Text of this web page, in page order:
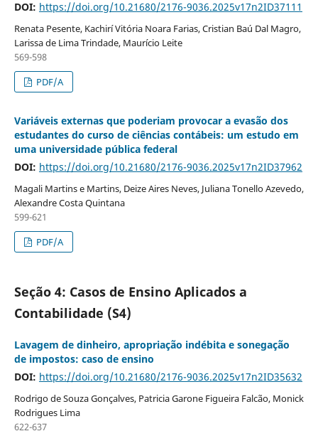
DOI: https://doi.org/10.21680/2176-9036.2025v17n2ID37111
Renata Pesente, Kachirí Vitória Noara Farias, Cristian Baú Dal Magro,
Larissa de Lima Trindade, Maurício Leite
569-598
PDF/A
Variáveis externas que poderiam provocar a evasão dos
estudantes do curso de ciências contábeis: um estudo em
uma universidade pública federal
DOI: https://doi.org/10.21680/2176-9036.2025v17n2ID37962
Magali Martins e Martins, Deize Aires Neves, Juliana Tonello Azevedo,
Alexandre Costa Quintana
599-621
PDF/A
Seção 4: Casos de Ensino Aplicados a
Contabilidade (S4)
Lavagem de dinheiro, apropriação indébita e sonegação
de impostos: caso de ensino
DOI: https://doi.org/10.21680/2176-9036.2025v17n2ID35632
Rodrigo de Souza Gonçalves, Patricia Garone Figueira Falcão, Monick
Rodrigues Lima
622-637